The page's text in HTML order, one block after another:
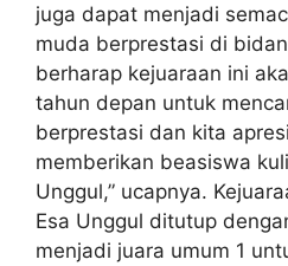
juga dapat menjadi
muda berprestasi di
berharap kejuaraan ini
tahun depan untuk
berprestasi dan kita
memberikan beasiswa
Unggul,” ucapnya.
Esa Unggul ditutup
menjadi juara umum 1